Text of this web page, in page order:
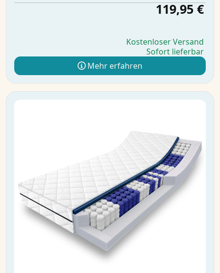
119,95 €
Kostenloser Versand
Sofort lieferbar
Mehr erfahren